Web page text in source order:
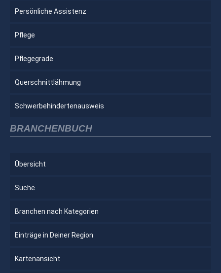
Persönliche Assistenz
Pflege
Pflegegrade
Querschnittlähmung
Schwerbehindertenausweis
BRANCHENBUCH
Übersicht
Suche
Branchen nach Kategorien
Einträge in Deiner Region
Kartenansicht